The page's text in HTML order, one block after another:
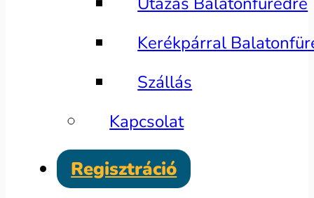
Kerékpárral
Szállás
Kapcsolat
Regisztráció